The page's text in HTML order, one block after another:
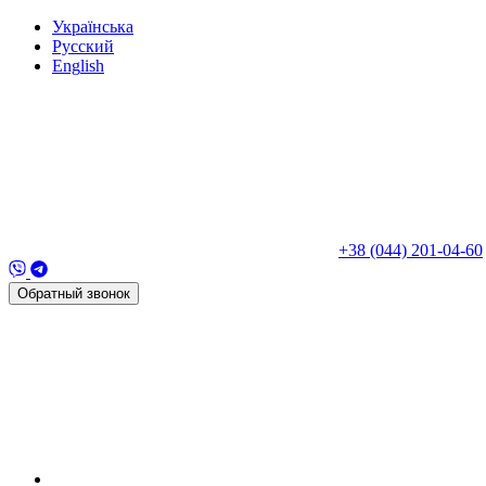
Українська
Русский
English
+38 (044) 201-04-60
Обратный звонок